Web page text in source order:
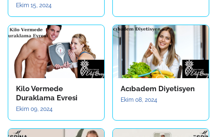
Ekim 15, 2024
Kilo Vermede
Duraklama Evresi
Ekim 09, 2024
Acıbadem Diyetisyen
Ekim 08, 2024